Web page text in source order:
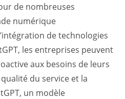
de nombreuses
numérique
de technologies
les entreprises peuvent
aux besoins de leurs
du service et la
un modèle